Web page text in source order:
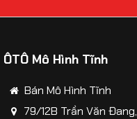
​Mô hình xe tải
ÔTÔ Mô Hình Tĩnh
Bán Mô Hình Tĩnh
79/12B Trần Văn